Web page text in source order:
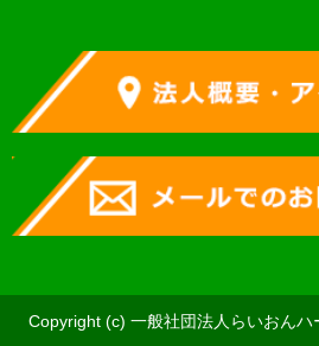
Copyright (c) ⼀般社団法⼈らいおん